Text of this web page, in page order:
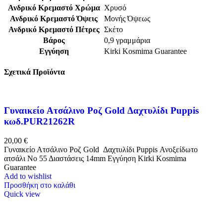
Ανδρικό Κρεμαστό Χρώμα Χρυσό
Ανδρικό Κρεμαστό Όψεις
Μονής Όψεως
Ανδρικό Κρεμαστό Πέτρες Σκέτο
Βάρος
0,9 γραμμάρια
Εγγύηση
Kirki Kosmima Guarantee
Σχετικά Προϊόντα
Γυναικείο Ατσάλινο Ροζ Gold Δαχτυλίδι Puppis
κωδ.PUR21262R
20,00 €
Γυναικείο Ατσάλινο Ροζ Gold Δαχτυλίδι Puppis Ανοξείδωτο
ατσάλι Νο 55 Διαστάσεις 14mm Εγγύηση Kirki Kosmima
Guarantee
Add to wishlist
Προσθήκη στο καλάθι
Quick view